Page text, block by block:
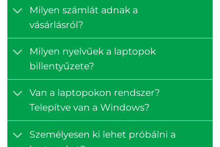
Milyen számlát adnak a
vásárlásról?
Milyen nyelvűek a laptopok
billentyűzete?
Van a laptopokon rendszer?
Telepítve van a Windows?
Személyesen ki lehet próbálni a